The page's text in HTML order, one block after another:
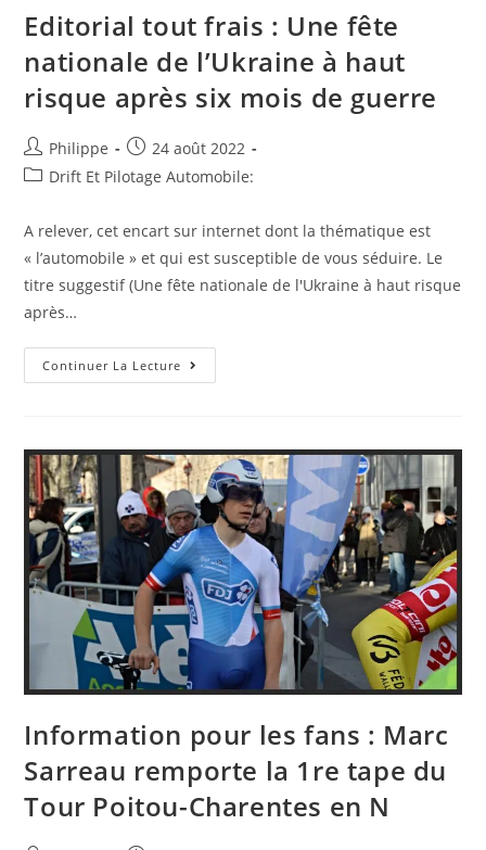
Editorial tout frais : Une fête
nationale de l’Ukraine à haut
risque après six mois de guerre
Auteur/autrice
de
Philippe
Post
published:
24 août 2022
PostDrift Et Pilotage Automobile:
A relever, cet encart sur internet dont la thématique est
« l’automobile » et qui est susceptible de vous séduire. Le
titre suggestif (Une fête nationale de l'Ukraine à haut risque
après…
Continuer La Lecture Editorial
Tout
Nationale
De
L’Ukraine
À
Haut
Risque
Après
Six
Mois
De
Guerre
Information pour les fans : Marc
Sarreau remporte la 1re tape du
Tour Poitou-Charentes en N